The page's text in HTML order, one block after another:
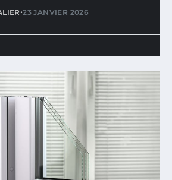
•23 JANVIER 2026